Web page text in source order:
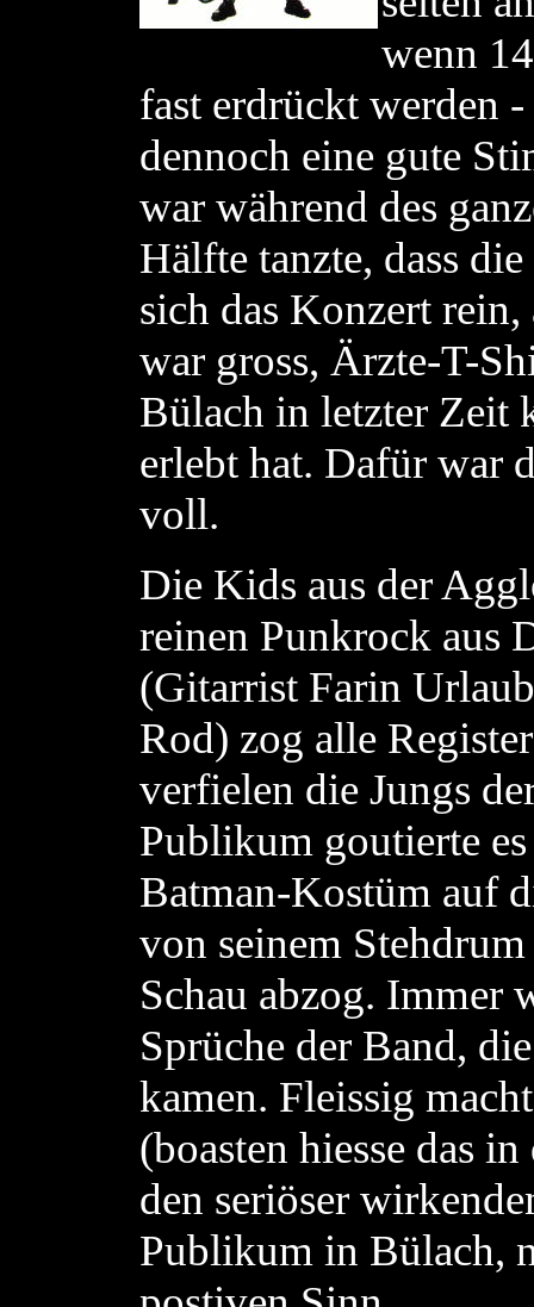
wenn
fast erdrückt werden
dennoch eine gute
war während des
Hälfte tanzte, dass
sich das Konzert
war gross, Ärzte-T-
Bülach in letzter Zeit
erlebt hat. Dafür war
voll.
Die Kids aus der
reinen Punkrock aus
(Gitarrist Farin
Rod) zog alle
verfielen die Jungs
Publikum goutierte
Batman-Kostüm auf
von seinem
Schau abzog. Immer
Sprüche der Band,
kamen. Fleissig
(boasten hiesse das
den seriöser
Publikum in Bülach,